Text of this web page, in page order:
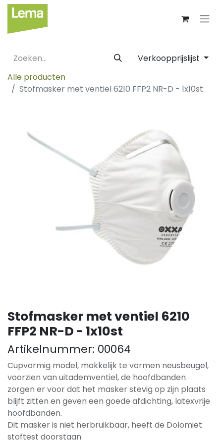
Verkoopprijslijst
Alle producten
Stofmasker met ventiel 6210 FFP2 NR-D - 1x10st
Stofmasker met ventiel 6210
FFP2 NR-D - 1x10st
Artikelnummer: 00064
Cupvormig model, makkelijk te vormen neusbeugel,
voorzien van uitademventiel, de hoofdbanden
zorgen er voor dat het masker stevig op zijn plaats
blijft zitten en geven een goede afdichting, latexvrije
hoofdbanden.
Dit masker is niet herbruikbaar, heeft de Dolomiet
stoftest doorstaan